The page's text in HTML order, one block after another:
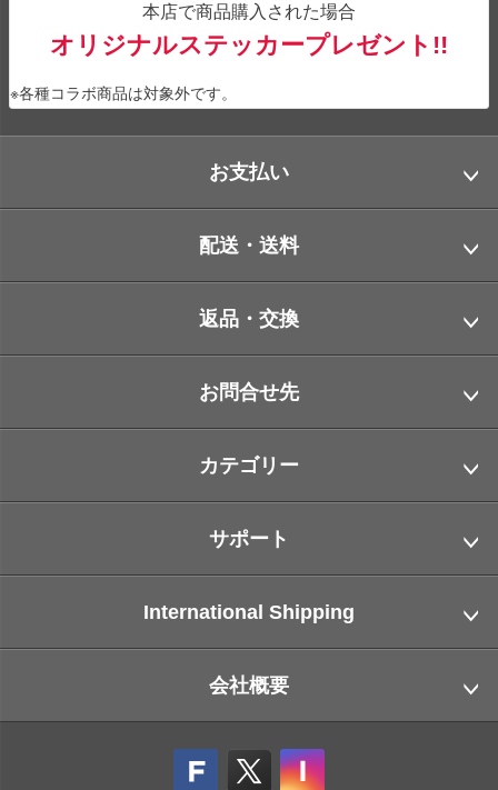
本店で商品購入された場合
オリジナルステッカープレゼント!!
※各種コラボ商品は対象外です。
お支払い
配送・送料
返品・交換
お問合せ先
カテゴリー
サポート
International Shipping
会社概要